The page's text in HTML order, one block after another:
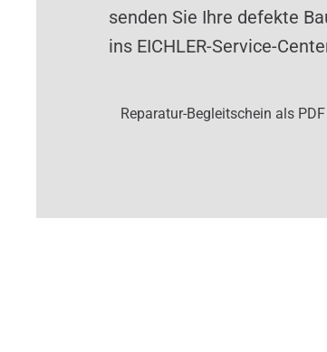
senden Sie Ihre defekte
ins EICHLER-Service-
Reparatur-Begleitschein als PDF